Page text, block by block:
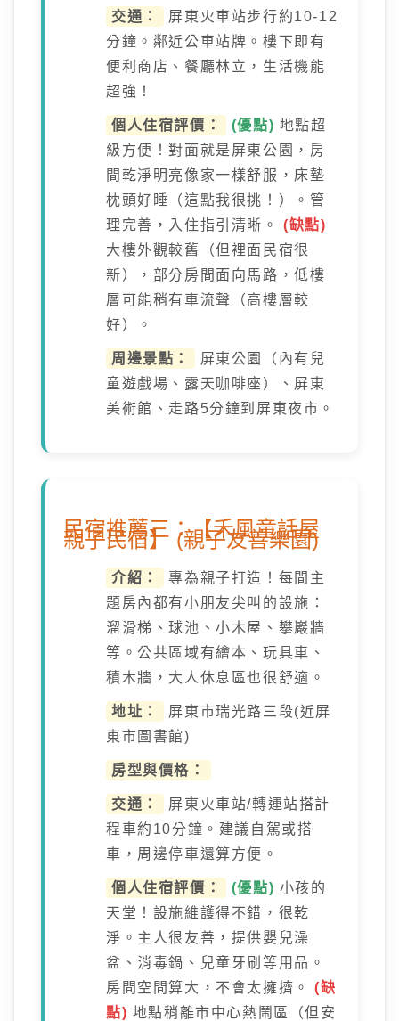
交通：
屏東火車站步行約10-12
分鐘。鄰近公車站牌。樓下即有
便利商店、餐廳林立，生活機能
超強！
個人住宿評價： (優點) 地點超
級方便！對面就是屏東公園，房
間乾淨明亮像家一樣舒服，床墊
枕頭好睡（這點我很挑！）。管
理完善，入住指引清晰。(缺點)
大樓外觀較舊（但裡面民宿很
新），部分房間面向馬路，低樓
層可能稍有車流聲（高樓層較
好）。
周邊景點：
屏東公園（內有兒
童遊戲場、露天咖啡座）、屏東
美術館、走路5分鐘到屏東夜市。
民宿推薦三：【禾風童話屋
親子民宿】 (親子友善樂園)
介紹：
專為親子打造！每間主
題房內都有小朋友尖叫的設施：
溜滑梯、球池、小木屋、攀巖牆
等。公共區域有繪本、玩具車、
積木牆，大人休息區也很舒適。
地址：
屏東市瑞光路三段(近屏
東市圖書館)
房型與價格：
交通：
屏東火車站/轉運站搭計
程車約10分鐘。建議自駕或搭
車，周邊停車還算方便。
個人住宿評價： (優點) 小孩的
天堂！設施維護得不錯，很乾
淨。主人很友善，提供嬰兒澡
盆、消毒鍋、兒童牙刷等用品。
房間空間算大，不會太擁擠。(缺
點) 地點稍離市中心熱鬧區（但安